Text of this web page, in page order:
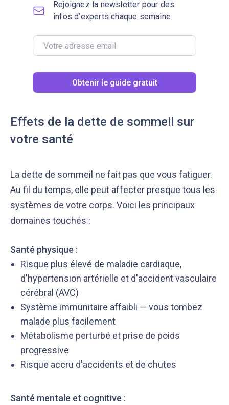
Obtenir le guide gratuit
Rejoignez la newsletter pour des
infos d’experts chaque semaine
Effets de la dette de sommeil sur
votre santé
La dette de sommeil ne fait pas que vous fatiguer.
Au fil du temps, elle peut affecter presque tous les
systèmes de votre corps. Voici les principaux
domaines touchés :
Santé physique :
Risque plus élevé de maladie cardiaque,
d'hypertension artérielle et d'accident vasculaire
cérébral (AVC)
Système immunitaire affaibli — vous tombez
malade plus facilement
Métabolisme perturbé et prise de poids
progressive
Risque accru d'accidents et de chutes
Santé mentale et cognitive :